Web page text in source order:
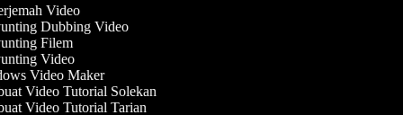
Video
Dubbing Video
Filem
Video
Video Maker
Video Tutorial Solekan
Video Tutorial Tarian